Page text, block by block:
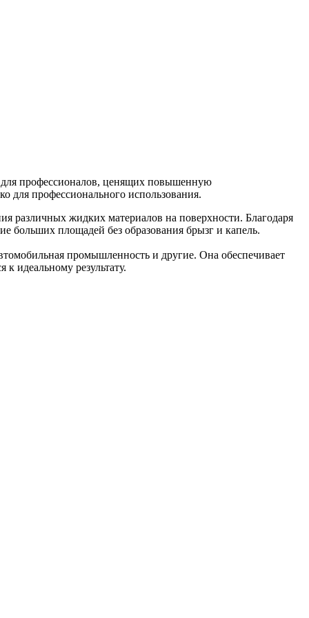
профессионалов, ценящих повышенную
для профессионального использования.
различных жидких материалов на поверхности. Благодаря
больших площадей без образования брызг и капель.
промышленность и другие. Она обеспечивает
идеальному результату.